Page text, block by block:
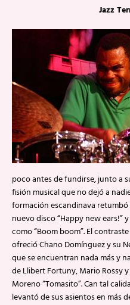
Jazz
poco antes de fundirse, junto a
fisión musical que no dejó a
formación escandinava
nuevo disco “Happy new ears!”
como “Boom boom”. El
ofreció Chano Domínguez y su
que se encuentran nada más y
de Llibert Fortuny, Mario Rossy
Moreno “Tomasito”. Can tal
levantó de sus asientos en más